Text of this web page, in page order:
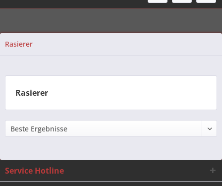
Rasierer
Rasierer
Service Hotline